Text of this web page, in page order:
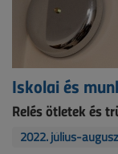
Iskolai és
Relés ötletek és
2022. július-